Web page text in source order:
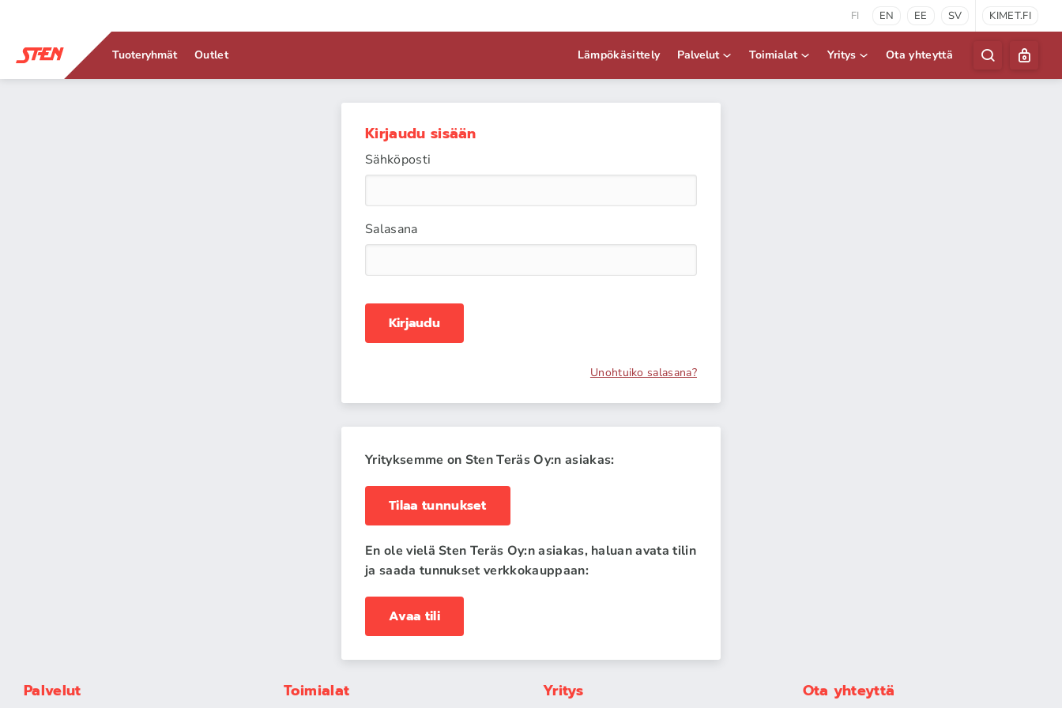
FI EN EE SV KIMET.FI
Tuoteryhmät Outlet Lämpökäsittely Palvelut Toimialat Yritys Ota yhteyttä
Kirjaudu sisään
Sähköposti
Salasana
Kirjaudu
Unohtuiko salasana?
Yrityksemme on Sten Teräs Oy:n asiakas:
Tilaa tunnukset
En ole vielä Sten Teräs Oy:n asiakas, haluan avata tilin
ja saada tunnukset verkkokauppaan:
Avaa tili
Palvelut Toimialat Yritys Ota yhteyttä